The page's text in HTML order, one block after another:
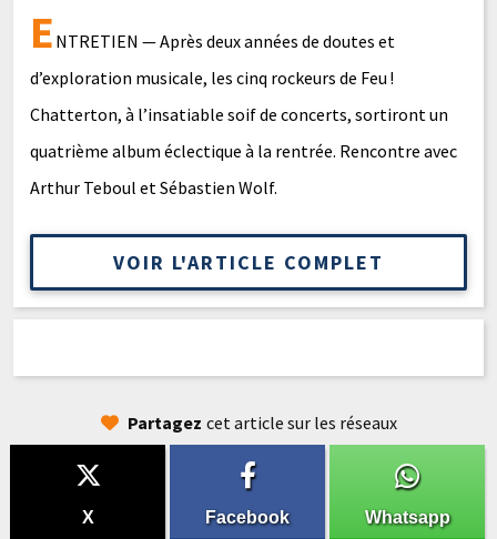
ENTRETIEN — Après deux années de doutes et
d’exploration musicale, les cinq rockeurs de Feu !
Chatterton, à l’insatiable soif de concerts, sortiront un
quatrième album éclectique à la rentrée. Rencontre avec
Arthur Teboul et Sébastien Wolf.
VOIR L'ARTICLE COMPLET
Partagez cet article sur les réseaux
X Facebook Whatsapp